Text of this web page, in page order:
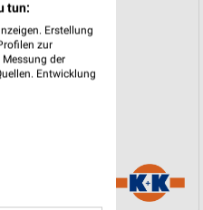
BLÄTTERN
tun:
Erstellung
zur
der
Entwicklung